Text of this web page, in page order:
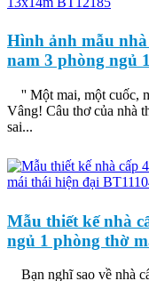
Hình ảnh mẫu
nam 3 phòng ngủ
'' Một mai, một cuốc,
Vâng! Câu thơ của nhà
sai...
Mẫu thiết kế nhà
ngủ 1 phòng thờ
Bạn nghĩ sao về nhà